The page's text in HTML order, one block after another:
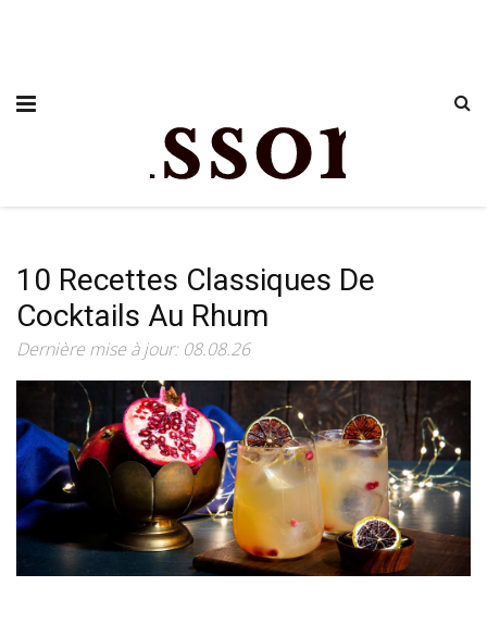
10 Recettes Classiques De
Cocktails Au Rhum
Dernière mise à jour: 08.08.26